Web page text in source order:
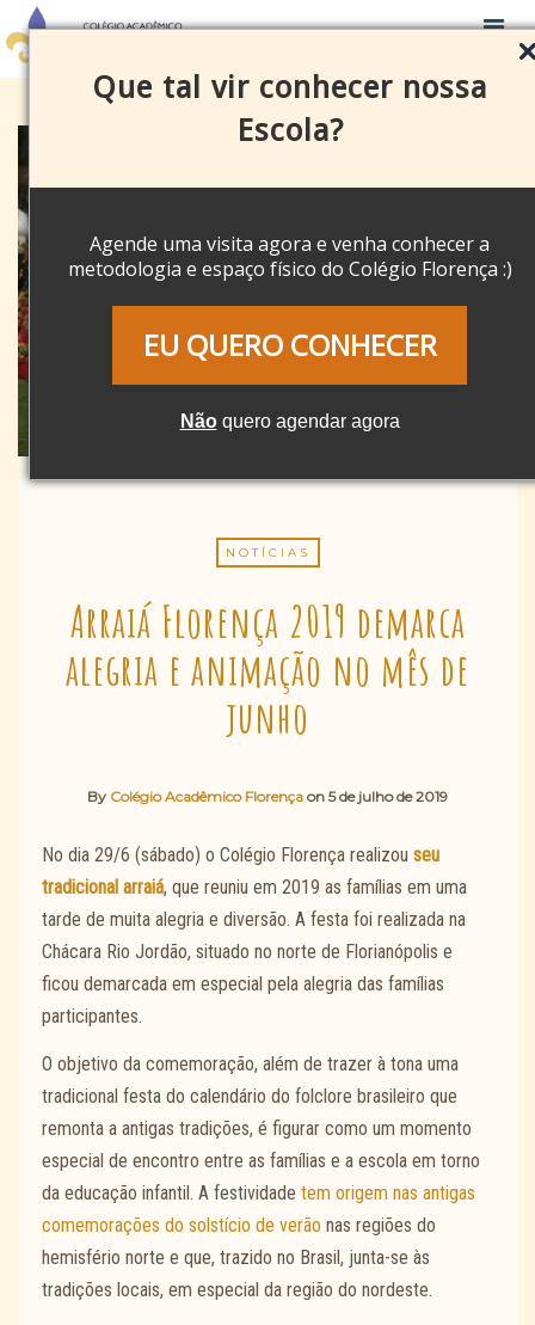
Que tal vir conhecer nossa
Escola?
Agende uma visita agora e venha conhecer a
metodologia e espaço físico do Colégio Florença :)
EU QUERO CONHECER
Nãoquero agendar agora
NOTÍCIAS
Arraiá Florença 2019 demarca
alegria e animação no mês de
junho
By Colégio Acadêmico Florença on 5 de julho de 2019
No dia 29/6 (sábado) o Colégio Florença realizou seu
tradicional arraiá, que reuniu em 2019 as famílias em uma
tarde de muita alegria e diversão. A festa foi realizada na
Chácara Rio Jordão, situado no norte de Florianópolis e
ficou demarcada em especial pela alegria das famílias
participantes.
O objetivo da comemoração, além de trazer à tona uma
tradicional festa do calendário do folclore brasileiro que
remonta a antigas tradições, é figurar como um momento
especial de encontro entre as famílias e a escola em torno
da educação infantil. A festividade tem origem nas antigas
comemorações do solstício de verão nas regiões do
hemisfério norte e que, trazido no Brasil, junta-se às
tradições locais, em especial da região do nordeste.